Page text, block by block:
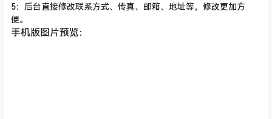
5：后台直接修改联系方式、传真、邮箱、地址等，修改更加方
便。
手机版图片预览：